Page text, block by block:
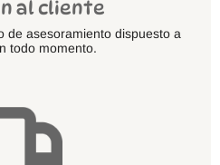
al cliente
de asesoramiento dispuesto a
todo momento.